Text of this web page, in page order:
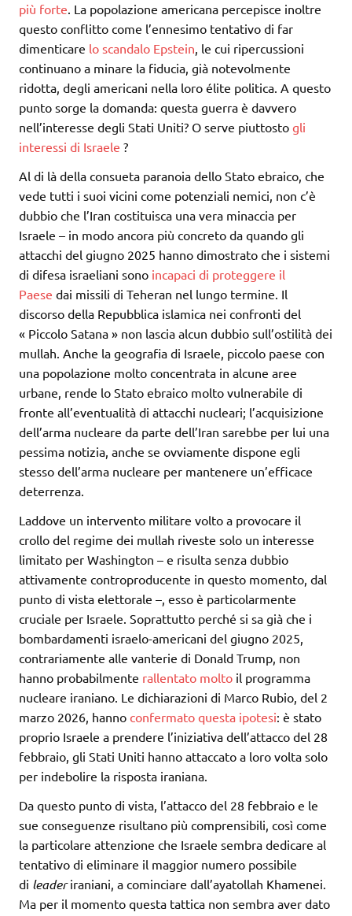
più forte. La popolazione americana percepisce inoltre
questo conflitto come l’ennesimo tentativo di far
dimenticare lo scandalo Epstein, le cui ripercussioni
continuano a minare la fiducia, già notevolmente
ridotta, degli americani nella loro élite politica. A questo
punto sorge la domanda: questa guerra è davvero
nell’interesse degli Stati Uniti? O serve piuttosto gli
interessi di Israele ?
Al di là della consueta paranoia dello Stato ebraico, che
vede tutti i suoi vicini come potenziali nemici, non c’è
dubbio che l’Iran costituisca una vera minaccia per
Israele – in modo ancora più concreto da quando gli
attacchi del giugno 2025 hanno dimostrato che i sistemi
di difesa israeliani sono incapaci di proteggere il
Paese dai missili di Teheran nel lungo termine. Il
discorso della Repubblica islamica nei confronti del
« Piccolo Satana » non lascia alcun dubbio sull’ostilità dei
mullah. Anche la geografia di Israele, piccolo paese con
una popolazione molto concentrata in alcune aree
urbane, rende lo Stato ebraico molto vulnerabile di
fronte all’eventualità di attacchi nucleari; l’acquisizione
dell’arma nucleare da parte dell’Iran sarebbe per lui una
pessima notizia, anche se ovviamente dispone egli
stesso dell’arma nucleare per mantenere un’efficace
deterrenza.
Laddove un intervento militare volto a provocare il
crollo del regime dei mullah riveste solo un interesse
limitato per Washington – e risulta senza dubbio
attivamente controproducente in questo momento, dal
punto di vista elettorale –, esso è particolarmente
cruciale per Israele. Soprattutto perché si sa già che i
bombardamenti israelo-americani del giugno 2025,
contrariamente alle vanterie di Donald Trump, non
hanno probabilmente rallentato molto il programma
nucleare iraniano. Le dichiarazioni di Marco Rubio, del 2
marzo 2026, hanno confermato questa ipotesi: è stato
proprio Israele a prendere l’iniziativa dell’attacco del 28
febbraio, gli Stati Uniti hanno attaccato a loro volta solo
per indebolire la risposta iraniana.
Da questo punto di vista, l’attacco del 28 febbraio e le
sue conseguenze risultano più comprensibili, così come
la particolare attenzione che Israele sembra dedicare al
tentativo di eliminare il maggior numero possibile
di leaderiraniani, a cominciare dall’ayatollah Khamenei.
Ma per il momento questa tattica non sembra aver dato